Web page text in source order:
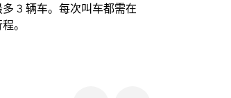
3 辆车。每次叫车都需在
。